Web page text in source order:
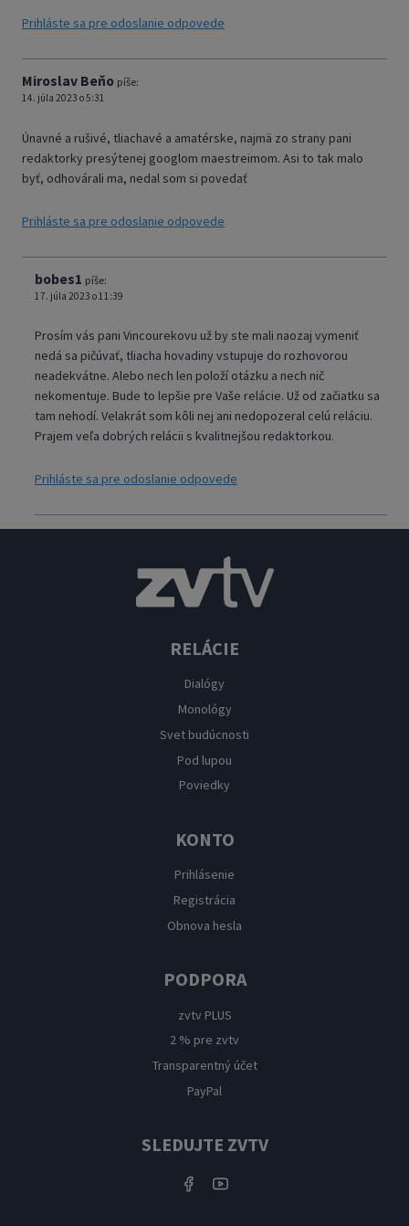
Prihláste sa pre odoslanie odpovede
Miroslav Beňo píše:
14. júla 2023 o 5:31
Únavné a rušivé, tliachavé a amatérske, najmä zo strany pani
redaktorky presýtenej googlom maestreimom. Asi to tak malo
byť, odhovárali ma, nedal som si povedať
Prihláste sa pre odoslanie odpovede
bobes1 píše:
17. júla 2023 o 11:39
Prosím vás pani Vincourekovu už by ste mali naozaj vymeniť
nedá sa pičúvať, tliacha hovadiny vstupuje do rozhovorou
neadekvátne. Alebo nech len položí otázku a nech nič
nekomentuje. Bude to lepšie pre Vaše relácie. Už od začiatku sa
tam nehodí. Velakrát som kôli nej ani nedopozeral celú reláciu.
Prajem veľa dobrých relácii s kvalitnejšou redaktorkou.
Prihláste sa pre odoslanie odpovede
RELÁCIE
Dialógy
Monológy
Svet budúcnosti
Pod lupou
Poviedky
KONTO
Prihlásenie
Registrácia
Obnova hesla
PODPORA
zvtv PLUS
2 % pre zvtv
Transparentný účet
PayPal
SLEDUJTE ZVTV